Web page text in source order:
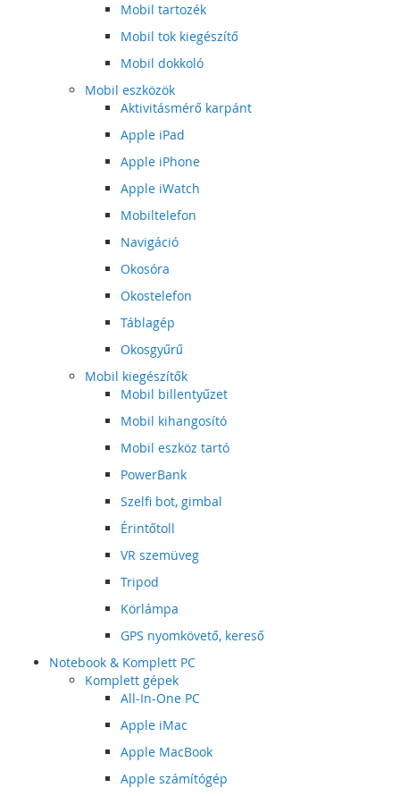
Mobil tartozék
Mobil tok kiegészítő
Mobil dokkoló
Mobil eszközök
Aktivitásmérő karpánt
Apple iPad
Apple iPhone
Apple iWatch
Mobiltelefon
Navigáció
Okosóra
Okostelefon
Táblagép
Okosgyűrű
Mobil kiegészítők
Mobil billentyűzet
Mobil kihangosító
Mobil eszköz tartó
PowerBank
Szelfi bot, gimbal
Érintőtoll
VR szemüveg
Tripod
Körlámpa
GPS nyomkövető, kereső
Notebook & Komplett PC
Komplett gépek
All-In-One PC
Apple iMac
Apple MacBook
Apple számítógép